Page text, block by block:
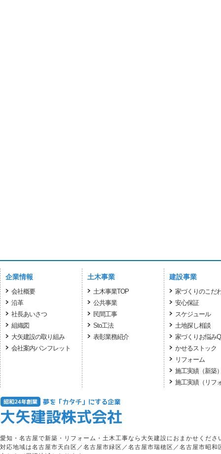
企業情報
会社概要
沿革
社長あいさつ
組織図
大矢建設の取り組み
会社案内パンフレット
土木事業
土木事業TOP
公共事業
民間工事
Sto工法
表彰業務紹介
建設事業
家づくりのこだ
安心保証
スケジュール
土地探し相談
家づくりお悩み
かせるストック
リフォーム
施工実績（新築
施工実績（リフ
愛知・名古屋で新築・リフォーム・土木工事なら大矢建設におまかせくださ
対応地域は名古屋市天白区／名古屋市緑区／名古屋市瑞穂区／名古屋市昭